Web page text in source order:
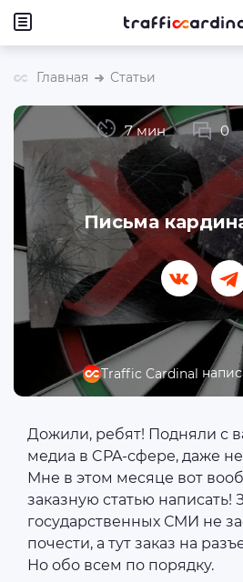
Главная Статьи
Traffic Cardinal
Письма
7 мин 0
Дожили, ребят! Подняли с
медиа в CPA-сфере, даже
Мне в этом месяце вот
заказную статью написать!
государственных СМИ не
почести, а тут заказ на
Но обо всем по порядку.